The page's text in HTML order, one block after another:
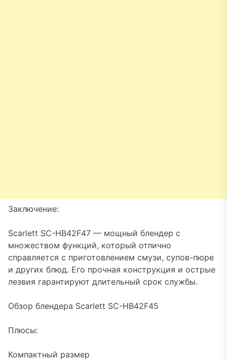
Заключение:
Scarlett SC-HB42F47 — мощный блендер с
множеством функций, который отлично
справляется с приготовлением смузи, супов-пюре
и других блюд. Его прочная конструкция и острые
лезвия гарантируют длительный срок службы.
Обзор блендера Scarlett SC-HB42F45
Плюсы:
Компактный размер